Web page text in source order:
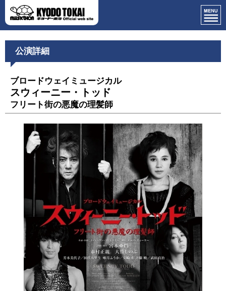
公演詳細
ブロードウェイミュージカル
スウィーニー・トッド
フリート街の悪魔の理髪師